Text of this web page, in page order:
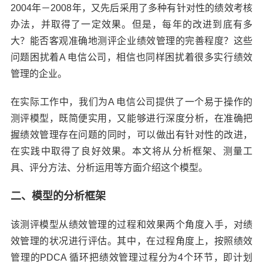
2004年－2008年，又先后采用了多种有针对性的绩效考核
办法，并取得了一定效果。但是，每年的改进到底有多
大？能否客观准确地测评企业绩效管理的完善程度？这些
问题困扰着A 电信公司，相信也同样困扰着很多实行绩效
管理的企业。
在实际工作中，我们为A 电信公司提供了一个易于操作的
测评模型，既简便实用，又能够进行深度分析，在准确把
握绩效管理存在问题的同时，可以做出有针对性的改进，
在实践中取得了良好效果。本文将从分析框架、测量工
具、评分方法、分析运用等方面介绍这个模型。
二、模型的分析框架
该测评模型从绩效管理的过程和效果两个角度入手，对绩
效管理的状况进行评估。其中，在过程角度上，按照绩效
管理的PDCA 循环把绩效管理过程分为4个环节，即计划